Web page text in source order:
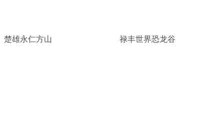
楚雄永仁方山 禄丰世界恐龙谷